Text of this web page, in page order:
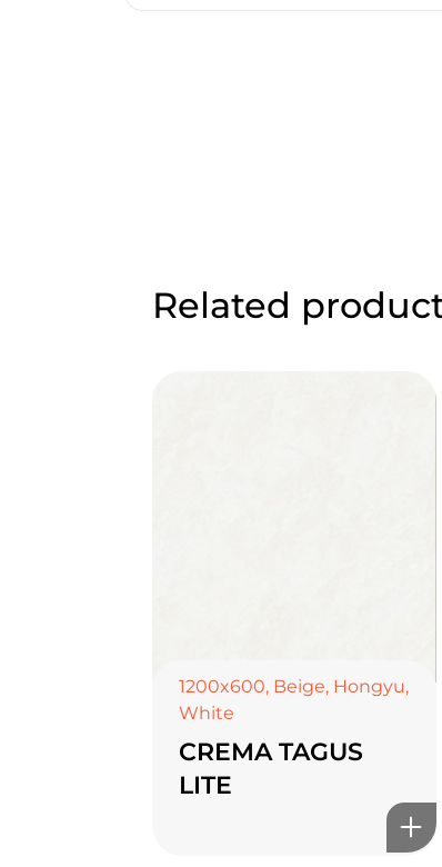
Related
1200x600, Beige, Hongyu,
White
CREMA TAGUS
LITE